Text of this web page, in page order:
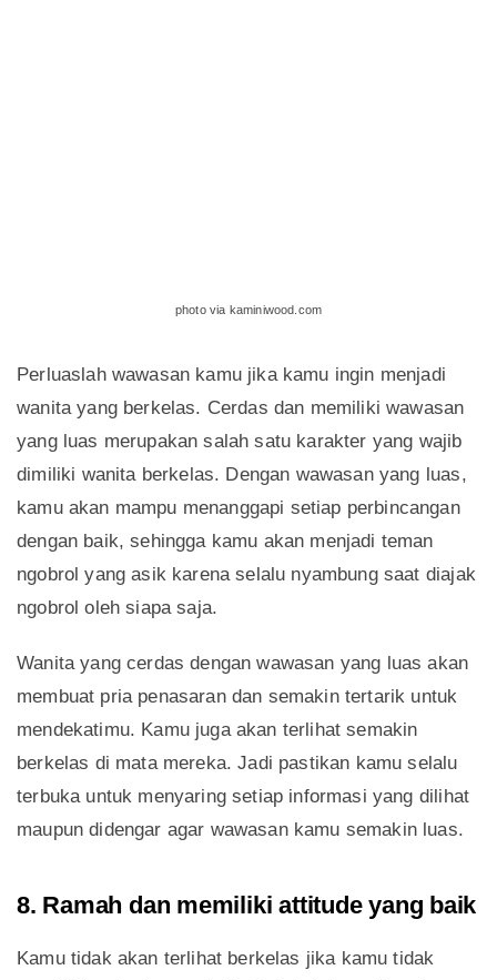
photo via kaminiwood.com
Perluaslah wawasan kamu jika kamu ingin menjadi
wanita yang berkelas. Cerdas dan memiliki wawasan
yang luas merupakan salah satu karakter yang wajib
dimiliki wanita berkelas. Dengan wawasan yang luas,
kamu akan mampu menanggapi setiap perbincangan
dengan baik, sehingga kamu akan menjadi teman
ngobrol yang asik karena selalu nyambung saat diajak
ngobrol oleh siapa saja.
Wanita yang cerdas dengan wawasan yang luas akan
membuat pria penasaran dan semakin tertarik untuk
mendekatimu. Kamu juga akan terlihat semakin
berkelas di mata mereka. Jadi pastikan kamu selalu
terbuka untuk menyaring setiap informasi yang dilihat
maupun didengar agar wawasan kamu semakin luas.
8. Ramah dan memiliki attitude yang baik
Kamu tidak akan terlihat berkelas jika kamu tidak